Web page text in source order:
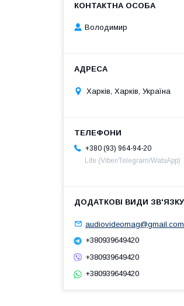
Володимир
Харків, Харків, Україна
+380 (93) 964-94-20
Life (Viber/Telegram/WatsApp)
audiovideomag@gmail.com
+380939649420
+380939649420
+380939649420